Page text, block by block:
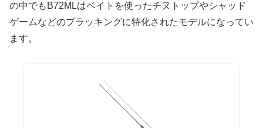
の中でもB72MLはベイトを使ったチヌトップやシャッド
ゲームなどのプラッキングに特化されたモデルになってい
ます。